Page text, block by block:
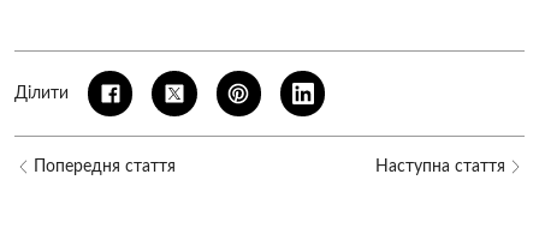
Ділити
Попередня стаття Наступна стаття